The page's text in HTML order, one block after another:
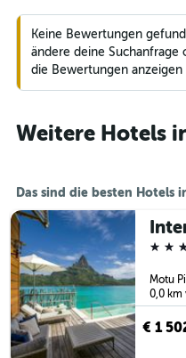
Keine Bewertungen
ändere deine
die Bewertungen anzeigen
Weitere Hotels
Das sind die besten Hotels
5
0,0 km
€ 1